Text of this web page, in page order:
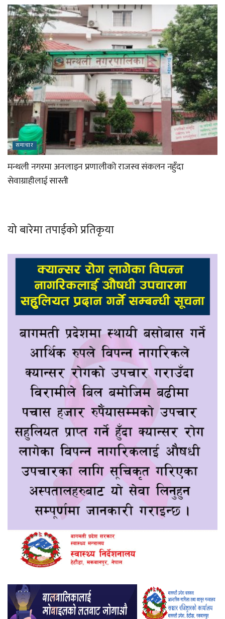
समाचार
मन्थली नगरमा अनलाइन प्रणालीको राजस्व संकलन नहुँदा
सेवाग्राहीलाई सास्ती
यो बारेमा तपाईको प्रतिकृया